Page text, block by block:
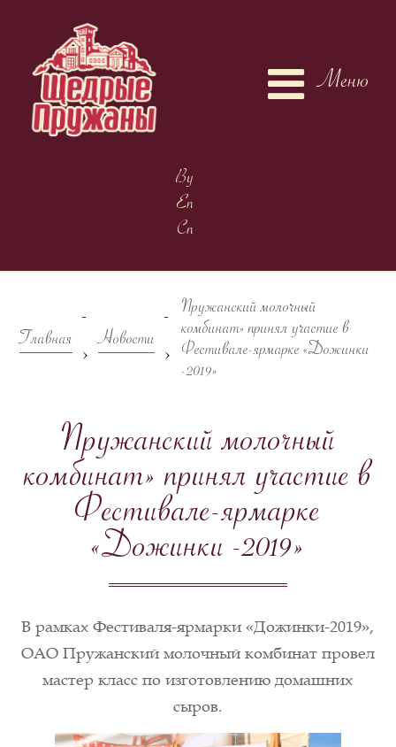
Меню
By
En
Cn
Главная
-
> Новости
-
>
Пружанский молочный
комбинат» принял участие в
Фестивале-ярмарке «Дожинки
-2019»
Пружанский молочный
комбинат» принял участие в
Фестивале-ярмарке
«Дожинки -2019»
В рамках Фестиваля-ярмарки «Дожинки-2019»,
ОАО Пружанский молочный комбинат провел
мастер класс по изготовлению домашних
сыров.